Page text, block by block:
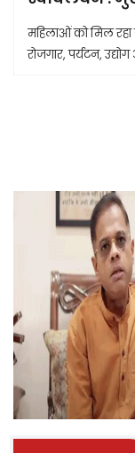
महिलाओं को मिल
रोजगार, पर्यटन,